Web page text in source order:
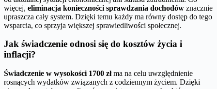
więcej, eliminacja konieczności sprawdzania dochodów znacznie
upraszcza cały system. Dzięki temu każdy ma równy dostęp do tego
wsparcia, co sprzyja większej sprawiedliwości społecznej.
Jak świadczenie odnosi się do kosztów życia i
inflacji?
Świadczenie w wysokości 1700 złma na celu uwzględnienie
rosnących wydatków związanych z codziennym życiem. Dzięki